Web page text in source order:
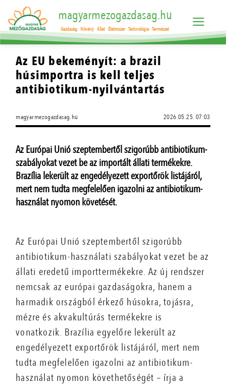
magyarmezogazdasag.hu
Gazdaság Növény Állat Élelmiszer Technológia Természet
Az EU bekeményít: a brazil
húsimportra is kell teljes
antibiotikum-nyilvántartás
magyarmezogazdasag.hu 2026.05.25. 07:03
Az Európai Unió szeptembertől szigorúbb antibiotikum-
szabályokat vezet be az importált állati termékekre.
Brazília lekerült az engedélyezett exportőrök listájáról,
mert nem tudta megfelelően igazolni az antibiotikum-
használat nyomon követését.
Az Európai Unió szeptembertől szigorúbb
antibiotikum-használati szabályokat vezet be az
állati eredetű importtermékekre. Az új rendszer
nemcsak az európai gazdaságokra, hanem a
harmadik országból érkező húsokra, tojásra,
mézre és akvakultúrás termékekre is
vonatkozik. Brazília egyelőre lekerült az
engedélyezett exportőrök listájáról, mert nem
tudta megfelelően igazolni az antibiotikum-
használat nyomon követhetőségét – írja a